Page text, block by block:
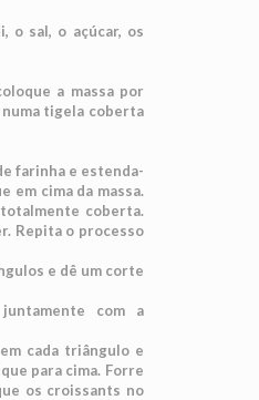
o sal, o açúcar, os
a massa por
numa tigela coberta
farinha e estenda-
em cima da massa.
coberta.
Repita o processo
e dê um corte
com a
cada triângulo e
para cima. Forre
os croissants no